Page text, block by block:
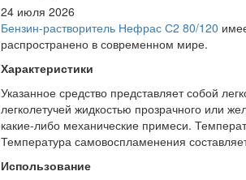
24 июля 2026
Бензин-растворитель Нефрас С2 80/120
распространено в современном мире.
Характеристики
Указанное средство представляет собой
легколетучей жидкостью прозрачного или
какие-либо механические примеси.
Температура самовоспламенения
Использование